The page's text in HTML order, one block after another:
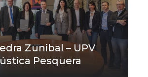
Zunibal – UPV
Pesquera